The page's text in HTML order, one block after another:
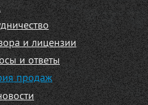
и лицензии
и ответы
продаж